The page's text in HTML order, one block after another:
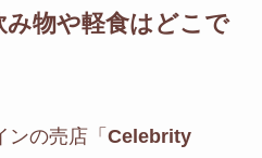
物や軽食はどこで
の売店「 Celebrity